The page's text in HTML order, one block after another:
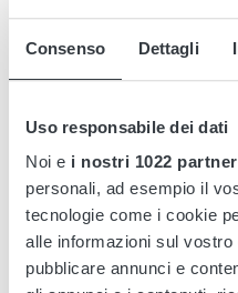
Consenso Dettagli
Uso responsabile dei dati
Noi e i nostri 1022 partner
personali, ad esempio il
tecnologie come i cookie
alle informazioni sul
pubblicare annunci e
Overview
Drawings
Accessories